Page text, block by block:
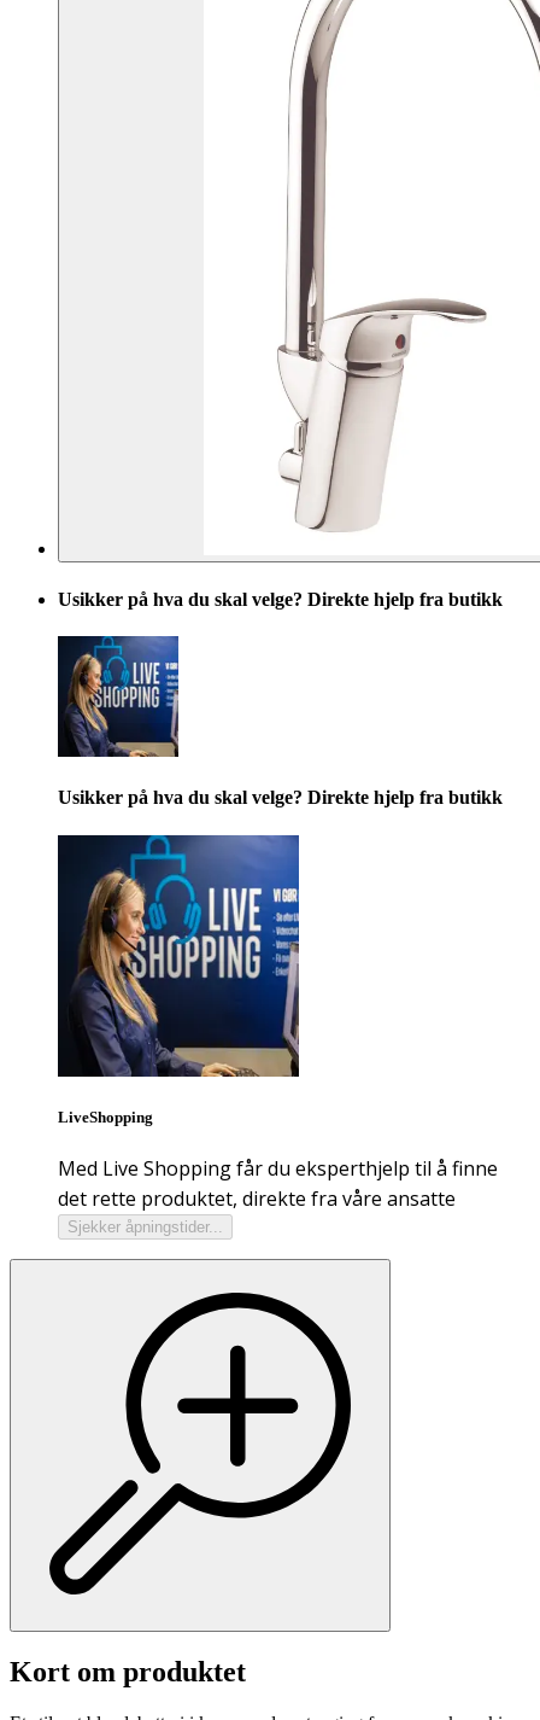
Usikker på hva du skal velge? Direkte hjelp fra butikk
Usikker på hva du skal velge? Direkte hjelp fra butikk
LiveShopping
Med Live Shopping får du eksperthjelp til å finne
det rette produktet, direkte fra våre ansatte
Sjekker åpningstider...
Kort om produktet